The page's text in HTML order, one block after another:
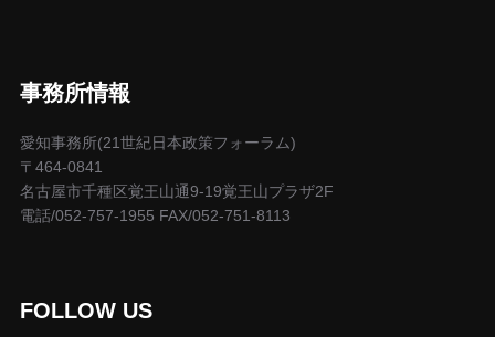
事務所情報
愛知事務所(21世紀日本政策フォーラム)
〒464-0841
名古屋市千種区覚王山通9-19覚王山プラザ2F
電話/052-757-1955 FAX/052-751-8113
FOLLOW US